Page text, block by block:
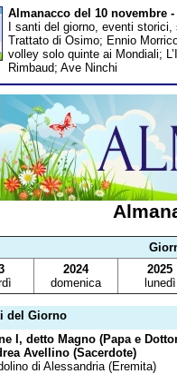
Almanacco del 10 novembre
I santi del giorno, eventi
Trattato di Osimo; Ennio
volley solo quinte ai Mondiali;
Rimbaud; Ave Ninchi
2024
domenica
2025
lunedì
del Giorno
I, detto Magno (Papa e
Avellino (Sacerdote)
di Alessandria (Eremita)